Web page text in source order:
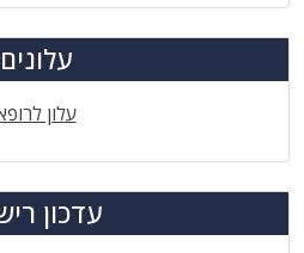
עלונים
עלון
עדכון